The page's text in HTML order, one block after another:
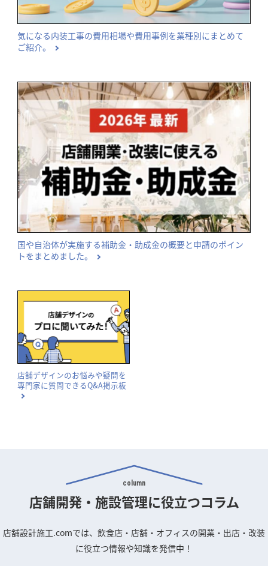
気になる内装工事の費用相場や費用事例を業種別にまとめて
ご紹介。
国や自治体が実施する補助金・助成金の概要と申請のポイン
トをまとめました。
店舗デザインのお悩みや疑問を
専門家に質問できるQ&A掲示板
column
店舗開発・施設管理に役立つコラム
店舗設計施工.comでは、飲食店・店舗・オフィスの開業・出店・改装
に役立つ情報や知識を発信中！